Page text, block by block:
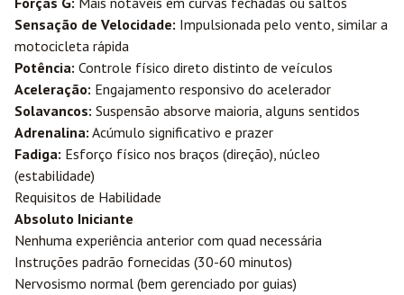
Sensação de Velocidade: Impulsionada pelo vento, similar a
motocicleta rápida
Potência: Controle físico direto distinto de veículos
Aceleração: Engajamento responsivo do acelerador
Solavancos: Suspensão absorve maioria, alguns sentidos
Adrenalina: Acúmulo significativo e prazer
Fadiga: Esforço físico nos braços (direção), núcleo
(estabilidade)
Requisitos de Habilidade
Absoluto Iniciante
Nenhuma experiência anterior com quad necessária
Instruções padrão fornecidas (30-60 minutos)
Nervosismo normal (bem gerenciado por guias)